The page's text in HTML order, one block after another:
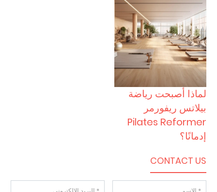
لماذا أصبحت رياضة
بيلاتس ريفورمر
Pilates Reformer
إدمانًا؟
CONTACT US